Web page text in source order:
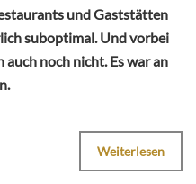
und Gaststätten
suboptimal. Und vorbei
noch nicht. Es war an
Weiterlesen